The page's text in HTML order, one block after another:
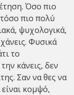
Όσο πιο
πιο πολύ
ψυχολογικά,
Φυσικά
το
κάνεις, δεν
Σαν να θες να
κομψό,